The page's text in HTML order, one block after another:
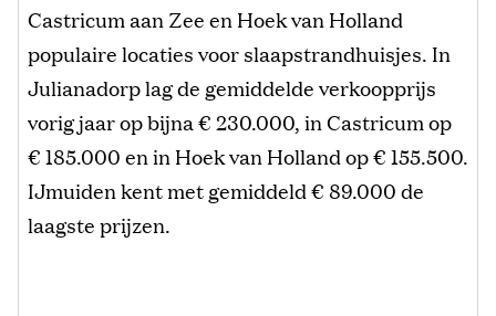
Castricum aan Zee en Hoek van Holland
populaire locaties voor slaapstrandhuisjes. In
Julianadorp lag de gemiddelde verkoopprijs
vorig jaar op bijna € 230.000, in Castricum op
€ 185.000 en in Hoek van Holland op € 155.500.
IJmuiden kent met gemiddeld € 89.000 de
laagste prijzen.